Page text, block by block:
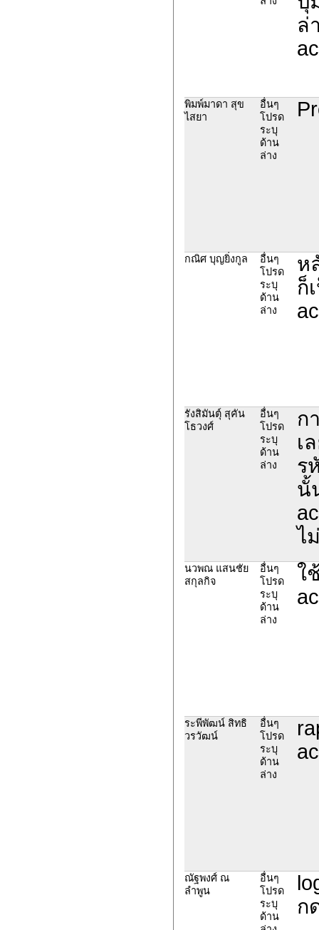
ล่
พิมพ์มาดา สุข
ไสยา
อื่นๆ
โปรด
ระบุ
ด้าน
ล่าง
กณิศ บุญยิ่งกูล
อื่นๆ
โปรด
ระบุ
ด้าน
ล่าง
ห
ก็
รังสิมันตุ์ สุคัน
โธวงศ์
อื่นๆ
โปรด
ระบุ
ด้าน
ล่าง
ก
เ
ร
นั้
ไ
นวพณ แสนชัย
สกุลกิจ
อื่นๆ
โปรด
ระบุ
ด้าน
ล่าง
ใ
ระพีพัฒน์ สิทธิ
วรวัฒน์
อื่นๆ
โปรด
ระบุ
ด้าน
ล่าง
ณัฐพงศ์ ณ
ลำพูน
อื่นๆ
โปรด
ระบุ
ด้าน
ก